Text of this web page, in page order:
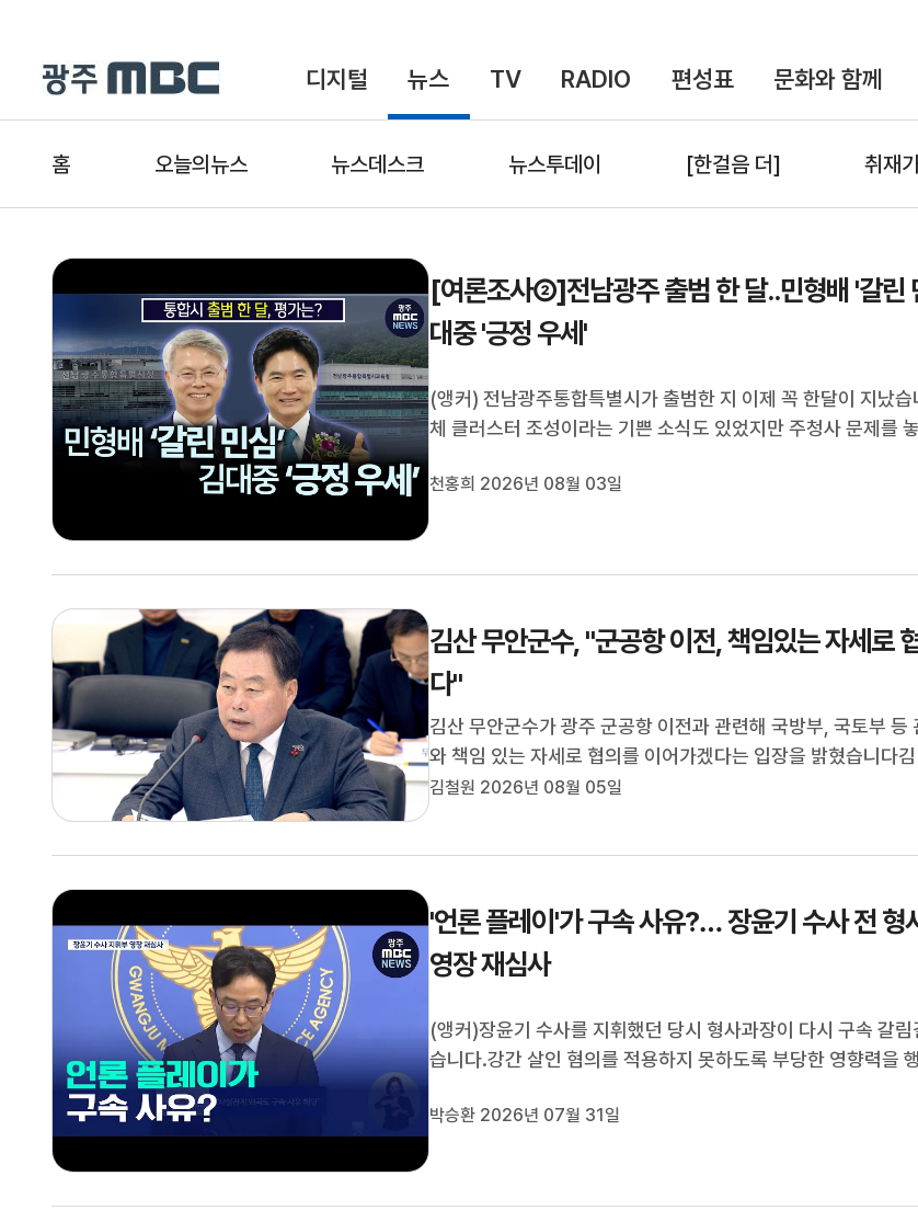
디지털 뉴스 TV RADIO 편성표 문화와 함께
홈 오늘의뉴스 뉴스데스크 뉴스투데이 [한걸음 더] 취재
[여론조사②]전남광주 출범 한 달..민형배 '갈린
대중 '긍정 우세'
(앵커) 전남광주통합특별시가 출범한 지 이제 꼭 한달이 지났습
체 클러스터 조성이라는 기쁜 소식도 있었지만 주청사 문제를
집행부를 어떻게 평가하고 있는지계속해서 천홍희 기자가 보도
천홍희 2026년 08월 03일
김산 무안군수, "군공항 이전, 책임있는 자세로
다"
김산 무안군수가 광주 군공항 이전과 관련해 국방부, 국토부 등
와 책임 있는 자세로 협의를 이어가겠다는 입장을 밝혔습니다
늘(5) 낸 입장문에서 "광주군공항 이전 3대 선결조건의 이행을
김철원 2026년 08월 05일
'언론 플레이'가 구속 사유?… 장윤기 수사 전 형
영장 재심사
(앵커)장윤기 수사를 지휘했던 당시 형사과장이 다시 구속 갈림
습니다.강간 살인 혐의를 적용하지 못하도록 부당한 영향력을
새로운 구속 필요 사유로 포함된 것으로 확인됐습니다.박승환 기
박승환 2026년 07월 31일